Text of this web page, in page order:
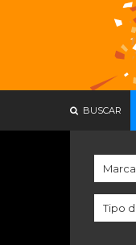
BUSCAR